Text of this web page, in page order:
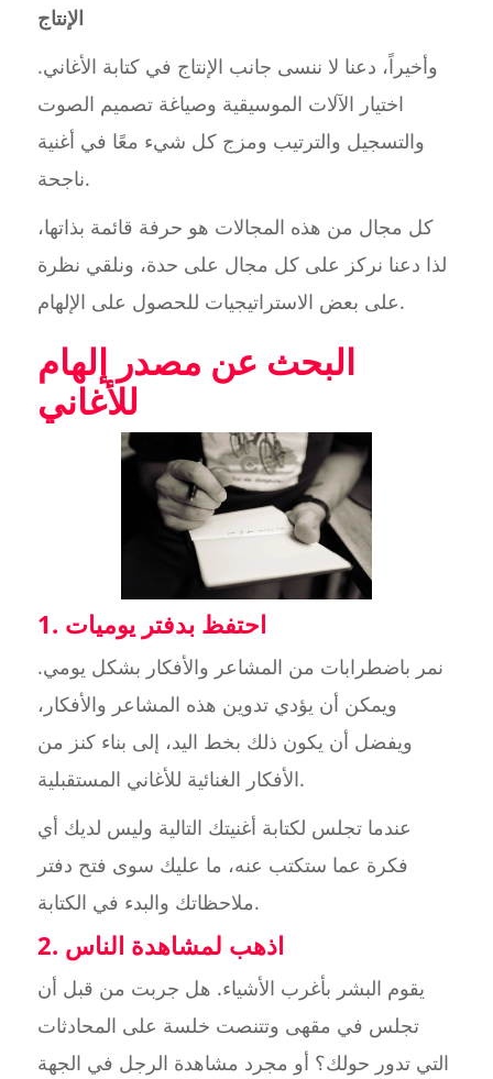
الإنتاج
وأخيراً، دعنا لا ننسى جانب الإنتاج في كتابة الأغاني.
اختيار الآلات الموسيقية وصياغة تصميم الصوت
والتسجيل والترتيب ومزج كل شيء معًا في أغنية
ناجحة.
كل مجال من هذه المجالات هو حرفة قائمة بذاتها،
لذا دعنا نركز على كل مجال على حدة، ونلقي نظرة
على بعض الاستراتيجيات للحصول على الإلهام.
البحث عن مصدر إلهام
للأغاني
1. احتفظ بدفتر يوميات
نمر باضطرابات من المشاعر والأفكار بشكل يومي.
ويمكن أن يؤدي تدوين هذه المشاعر والأفكار،
ويفضل أن يكون ذلك بخط اليد، إلى بناء كنز من
الأفكار الغنائية للأغاني المستقبلية.
عندما تجلس لكتابة أغنيتك التالية وليس لديك أي
فكرة عما ستكتب عنه، ما عليك سوى فتح دفتر
ملاحظاتك والبدء في الكتابة.
2. اذهب لمشاهدة الناس
يقوم البشر بأغرب الأشياء. هل جربت من قبل أن
تجلس في مقهى وتتنصت خلسة على المحادثات
التي تدور حولك؟ أو مجرد مشاهدة الرجل في الجهة